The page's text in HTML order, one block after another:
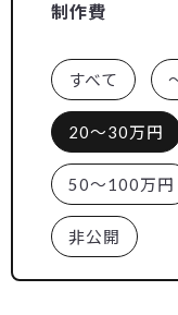
制作費
すべて
20～30万円
50～100万円
非公開